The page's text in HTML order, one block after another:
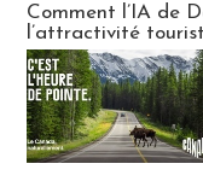
Comment l’IA de
l’attractivité